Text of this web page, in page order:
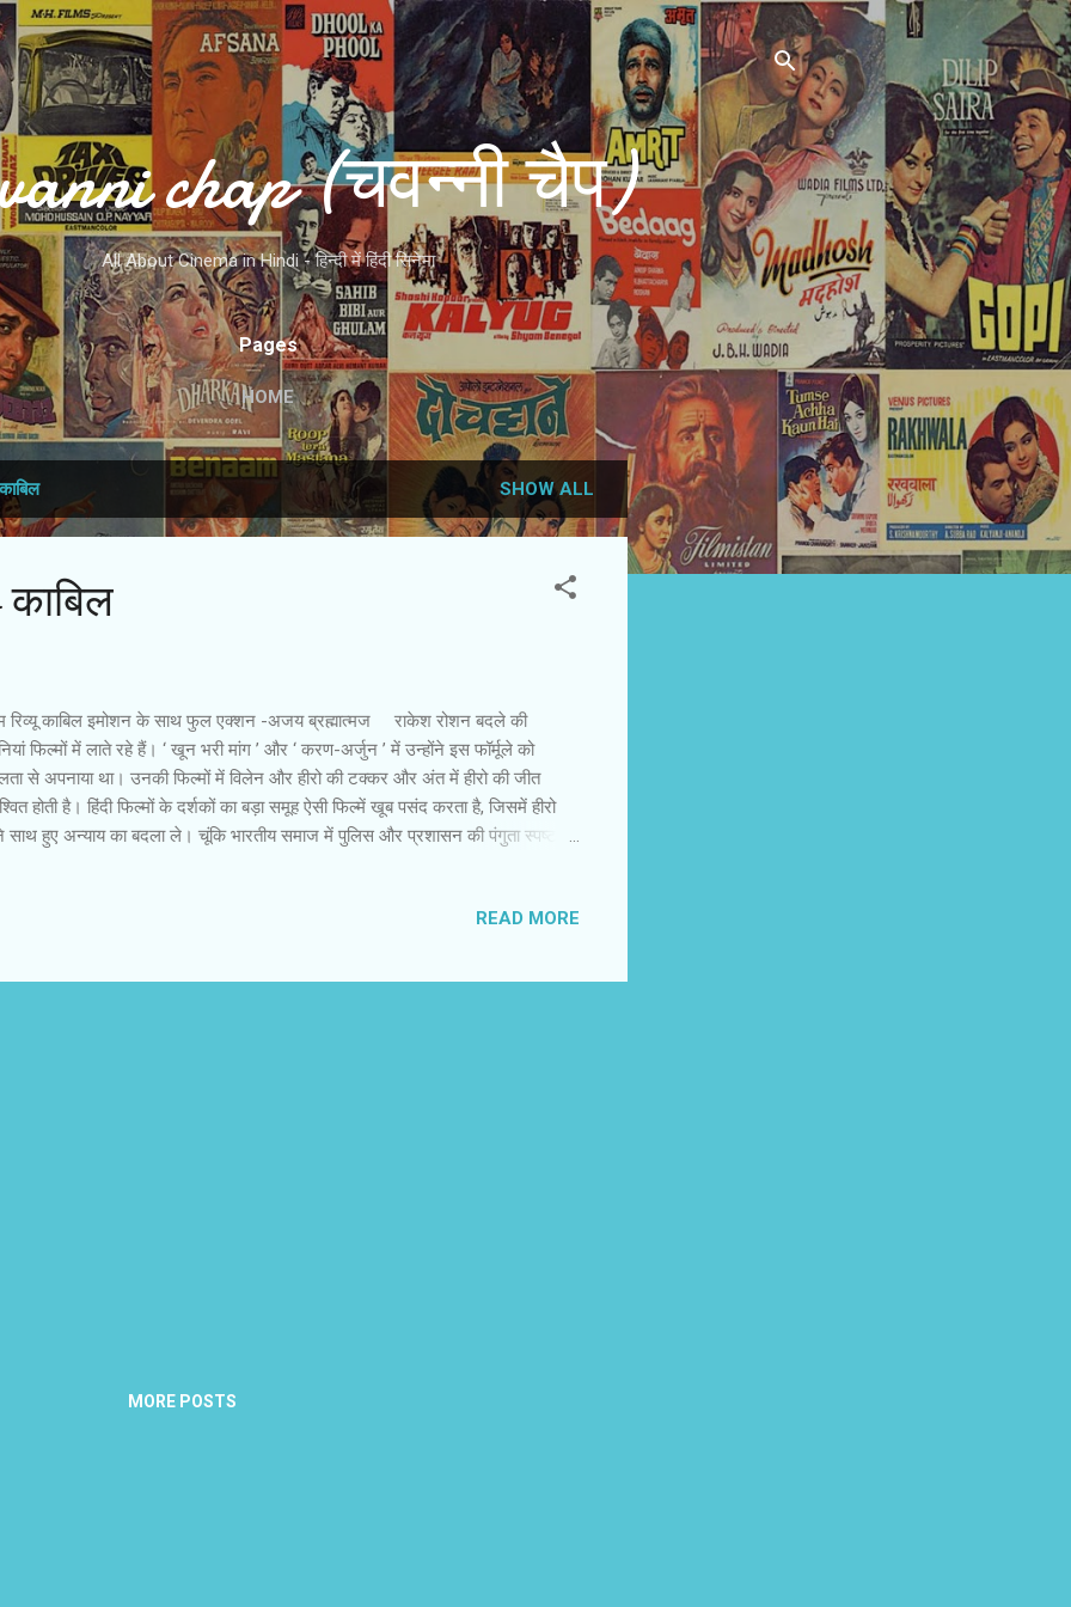
Skip to main content
chap (चवन्नी चैप)
All About Cinema in Hindi - हिन्दी में हिंदी सिनेमा
Pages
HOME
काबिल SHOW ALL
काबिल
रिव्‍यू काबिल इमोशन के साथ फुल एक्शन -अजय ब्रह्मात्‍मज राकेश रोशन बदले की
फिल्मों में लाते रहे हैं। ‘ खून भरी मांग ’ और ‘ करण-अर्जुन ’ में उन्होंने इस फॉर्मूले को
से अपनाया था। उनकी फिल्मों में विलेन और हीरो की टक्कर और अंत में हीरो की जीत
होती है। हिंदी फिल्मों के दर्शकों का बड़ा समूह ऐसी फिल्में खूब पसंद करता है, जिसमें हीरो
हुए अन्याय का बदला ले। चूंकि भारतीय समाज में पुलिस और प्रशासन की पंगुता स्पष्‍ट है,
हीरो की भूमिका में हैं। रितिक रोशन को हम ने हर किस्म की भूमिका में देखा और पसंद किया
मिली। 21वीं सदी के आरंभ में आए इस अभिनेता ने अपनी विविधता से दर्शकों और प्रशंसकों
READ MORE
MORE POSTS